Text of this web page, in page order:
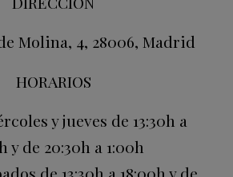
Molina, 4, 28006, Madrid
HORARIOS
y jueves de 13:30h a
y de 20:30h a 1:00h